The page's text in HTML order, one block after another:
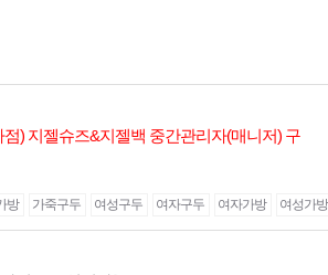
) 지젤슈즈&지젤백 중간관리자(매니저) 구
방 가죽구두 여성구두 여자구두 여자가방 여성가방